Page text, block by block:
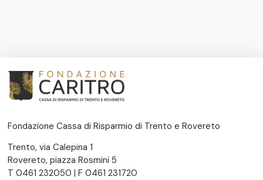
Fondazione Cassa di Risparmio di Trento e Rovereto
Trento, via Calepina 1
Rovereto, piazza Rosmini 5
T 0461 232050 | F 0461 231720